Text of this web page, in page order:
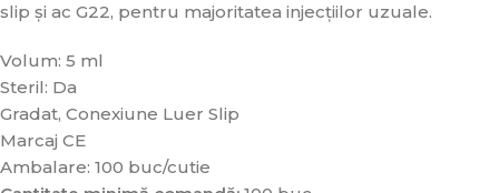
slip și ac G22, pentru majoritatea injecțiilor uzuale.
Volum: 5 ml
Steril: Da
Gradat, Conexiune Luer Slip
Marcaj CE
Ambalare: 100 buc/cutie